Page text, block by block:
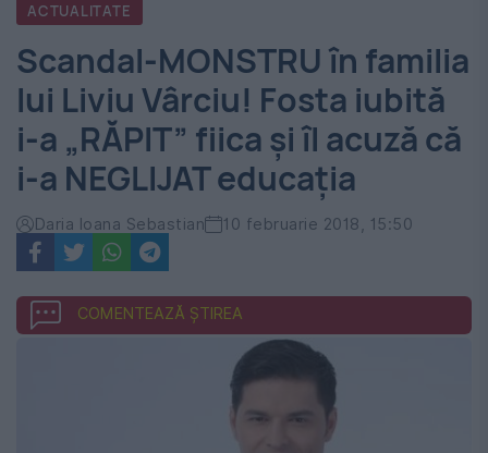
România
-
Evenimentul
Zilei
ACTUALITATE
Scandal-MONSTRU în familia
lui Liviu Vârciu! Fosta iubită
i-a „RĂPIT” fiica și îl acuză că
i-a NEGLIJAT educația
Daria Ioana Sebastian 10 februarie 2018, 15:50
COMENTEAZĂ ȘTIREA